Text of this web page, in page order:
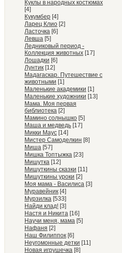
Куклы в народных костюмах
[4]
Кукумбер [4]
Ларец Клио [2]
Ласточка [6]
Левша [5]
Ледниковый период -
Коллекция животных [17]
Лошадки [6]
Лунтик [12]
Мадагаскар. Путешествие с
животными [1]
Маленькие академики [1]
Маленькие художники [13]
Мама. Моя первая
библиотека [2]
Мамино солнышко [5]
Маша и медведь [17]
Микки Маус [14]
Мистер Самоделкин [8]
Миша [57]
Мишка Топтыжка [23]
Мишутка [12]
Мишуткины сказки [11]
Мишуткины уроки [2]
Моя мама - Василиса [3]
Муравейник [4]
Мурзилка [533]
Найди клад! [3]
Настя и Никита [16]
Научи меня, мама [5]
Нафаня [2]
Наш Филиппок [6]
Неугомонные детки [11]
Новая игрушечка [8]